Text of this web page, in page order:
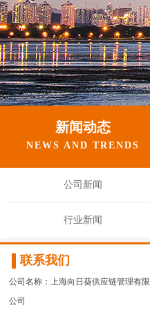
新闻动态
NEWS AND TRENDS
公司新闻
行业新闻
联系我们
公司名称：上海向日葵供应链管理有限
公司